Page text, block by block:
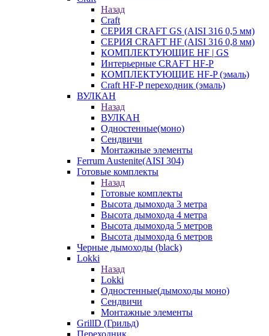
Назад
Craft
СЕРИЯ CRAFT GS (AISI 316 0,5 мм)
СЕРИЯ CRAFT HF (AISI 316 0,8 мм)
КОМПЛЕКТУЮЩИЕ HF | GS
Интерьерные CRAFT HF-P
КОМПЛЕКТУЮЩИЕ HF-P (эмаль)
Craft HF-P переходник (эмаль)
ВУЛКАН
Назад
ВУЛКАН
Одностенные(моно)
Сендвичи
Монтажные элементы
Ferrum Austenite(AISI 304)
Готовые комплекты
Назад
Готовые комплекты
Высота дымохода 3 метра
Высота дымохода 4 метра
Высота дымохода 5 метров
Высота дымохода 6 метров
Черные дымоходы (black)
Lokki
Назад
Lokki
Одностенные(дымоходы моно)
Сендвичи
Монтажные элементы
GrillD (Грильд)
Переходник